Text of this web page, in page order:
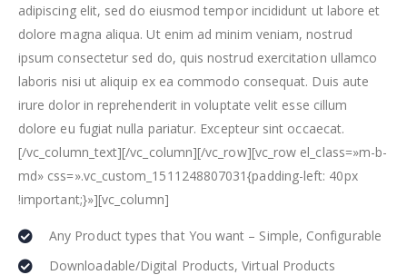
adipiscing elit, sed do eiusmod tempor incididunt ut labore et
dolore magna aliqua. Ut enim ad minim veniam, nostrud
ipsum consectetur sed do, quis nostrud exercitation ullamco
laboris nisi ut aliquip ex ea commodo consequat. Duis aute
irure dolor in reprehenderit in voluptate velit esse cillum
dolore eu fugiat nulla pariatur. Excepteur sint occaecat.
[/vc_column_text][/vc_column][/vc_row][vc_row el_class=»m-b-
md» css=».vc_custom_1511248807031{padding-left: 40px
!important;}»][vc_column]
Any Product types that You want – Simple, Configurable
Downloadable/Digital Products, Virtual Products